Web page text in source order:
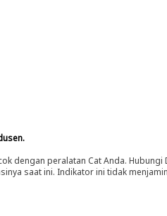
peralatan Cat Anda. Hubungi
saat ini. Indikator ini tidak